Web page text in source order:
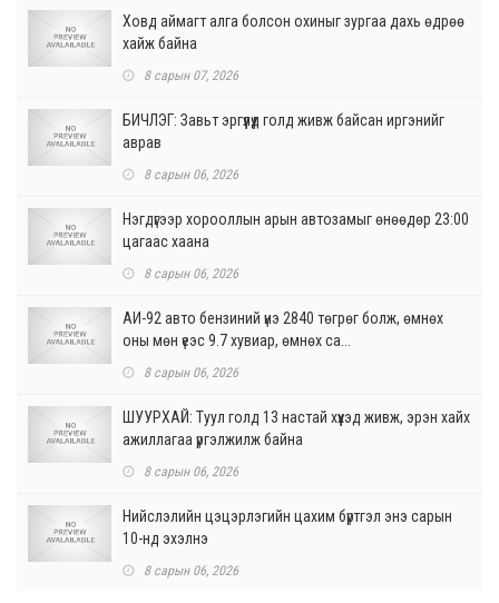
Ховд аймагт алга болсон охиныг зургаа дахь өдрөө
хайж байна
8 сарын 07, 2026
БИЧЛЭГ: Завьт эргүүлүүд голд живж байсан иргэнийг
аврав
8 сарын 06, 2026
Нэгдүгээр хорооллын арын автозамыг өнөөдөр 23:00
цагаас хаана
8 сарын 06, 2026
АИ-92 авто бензиний үнэ 2840 төгрөг болж, өмнөх
оны мөн үеэс 9.7 хувиар, өмнөх са...
8 сарын 06, 2026
ШУУРХАЙ: Туул голд 13 настай хүүхэд живж, эрэн хайх
ажиллагаа үргэлжилж байна
8 сарын 06, 2026
Нийслэлийн цэцэрлэгийн цахим бүртгэл энэ сарын
10-нд эхэлнэ
8 сарын 06, 2026